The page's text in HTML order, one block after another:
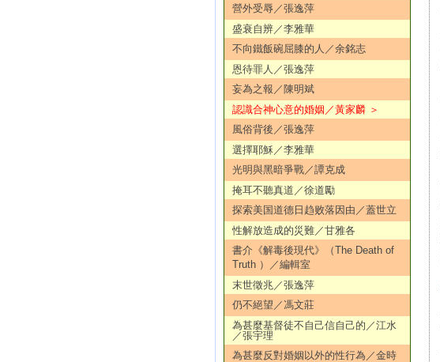
營外受辱／張逸萍
盛衰自辨／李雅華
不向鐵飯碗屈膝的人／余銘志
恩待罪人／張逸萍
妄為之報／陳明斌
認識合神心意的婚姻／黃家麟 ＞
風俗背後／張逸萍
選擇耶穌／李雅華
光明與黑暗爭戰／譚克成
掩耳不聽真道／徐道勵
探索美国道德日趋败落因由／蓋世立
性解放造成的災難／甘雅各
書介《解毒後現代》（The Death of
Truth ）／編輯室
末世徵兆／張逸萍
仍不絕望／馮文莊
為甚麼基督徒不自己信自己的／江水
／張宇理
為甚麼反對婚姻以外的性行為／金時